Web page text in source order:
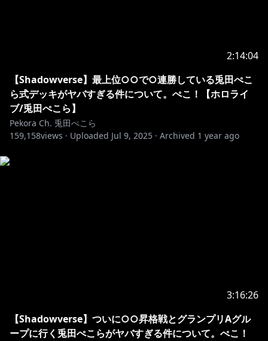
2:14:04
【Shadowverse】最上位○○で○連勝している兎田ぺこ
ら式デッキがヤバすぎる件について。ぺこ！【ホロライ
ブ/兎田ぺこら】
Pekora Ch. 兎田ぺこら
159,158views · Uploaded Jul 9, 2025 · Archived 1 year ago
3:16:26
【Shadowverse】ついに○○昇格戦とグランプリAグル
ープに行く兎田ぺこらがヤバすぎる件について。ぺこ！